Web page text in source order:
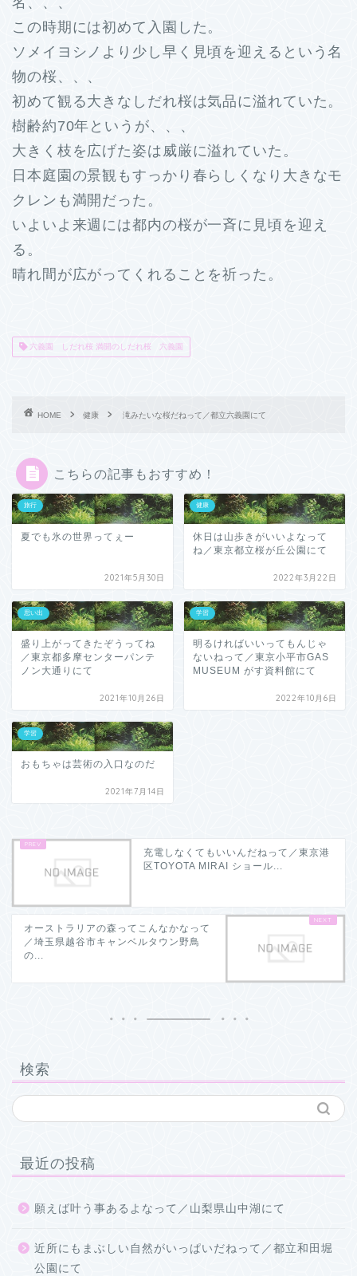
この時期には初めて入園した。
ソメイヨシノより少し早く見頃を迎えるという名
物の桜、、、
初めて観る大きなしだれ桜は気品に溢れていた。
樹齢約70年というが、、、
大きく枝を広げた姿は威厳に溢れていた。
日本庭園の景観もすっかり春らしくなり大きなモ
クレンも満開だった。
いよいよ来週には都内の桜が一斉に見頃を迎え
る。
晴れ間が広がってくれることを祈った。
六義園 しだれ桜 満開のしだれ桜 六義園
HOME 健康 滝みたいな桜だねって／都立六義園にて
こちらの記事もおすすめ！
旅行
夏でも氷の世界ってぇー
2021年5月30日
健康
休日は山歩きがいいよなって
ね／東京都立桜が丘公園にて
2022年3月22日
思い出
盛り上がってきたぞうってね
／東京都多摩センターパンテ
ノン大通りにて
2021年10月26日
学習
明るければいいってもんじゃ
ないねって／東京小平市GAS
MUSEUM がす資料館にて
2022年10月6日
学習
おもちゃは芸術の入口なのだ
2021年7月14日
充電しなくてもいいんだねって／東京港
区TOYOTA MIRAI ショール...
オーストラリアの森ってこんなかなって
／埼玉県越谷市キャンベルタウン野鳥
の...
検索
最近の投稿
願えば叶う事あるよなって／山梨県山中湖にて
近所にもまぶしい自然がいっぱいだねって／都立和田堀
公園にて